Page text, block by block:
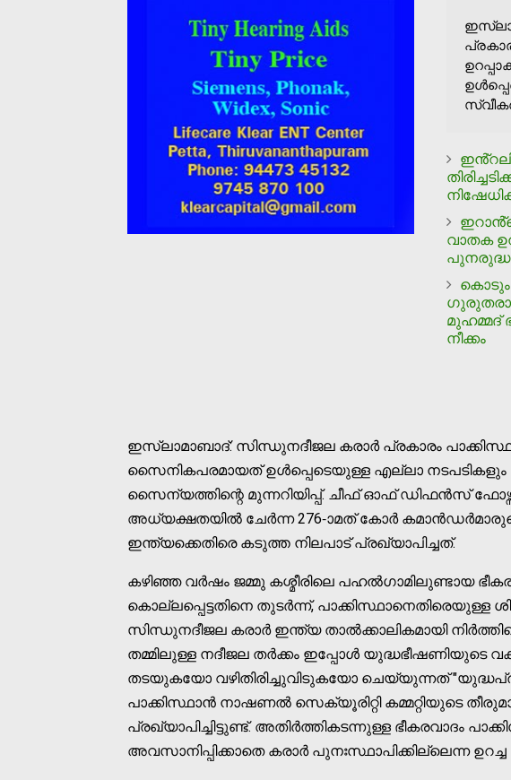
വാതക
മുഹമ്മദ്
നീക്കം
ഇസ്ലാമാബാദ്: സിന്ധുനദീജല കരാർ പ്രകാരം
സൈനികപരമായത് ഉൾപ്പെടെയുള്ള എല്ലാ നടപടികളും
സൈന്യത്തിന്റെ മുന്നറിയിപ്പ്. ചീഫ് ഓഫ് ഡിഫൻസ്
അധ്യക്ഷതയിൽ ചേർന്ന 276-ാമത് കോർ
ഇന്ത്യക്കെതിരെ കടുത്ത നിലപാട് പ്രഖ്യാപിച്ചത്.
കഴിഞ്ഞ വർഷം ജമ്മു കശ്മീരിലെ പഹൽഗാമിലുണ്ടായ
കൊല്ലപ്പെട്ടതിനെ തുടർന്ന്, പാക്കിസ്ഥാനെതിരെയുള്ള
സിന്ധുനദീജല കരാർ ഇന്ത്യ താൽക്കാലികമായി
തമ്മിലുള്ള നദീജല തർക്കം ഇപ്പോൾ യുദ്ധഭീഷണിയുടെ
തടയുകയോ വഴിതിരിച്ചുവിടുകയോ ചെയ്യുന്നത്
പാക്കിസ്ഥാൻ നാഷണൽ സെക്യൂരിറ്റി കമ്മറ്റിയുടെ
പ്രഖ്യാപിച്ചിട്ടുണ്ട്. അതിർത്തികടന്നുള്ള ഭീകരവാദം
അവസാനിപ്പിക്കാതെ കരാർ പുനഃസ്ഥാപിക്കില്ലെന്ന